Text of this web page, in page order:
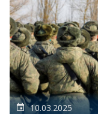
10.03.2025